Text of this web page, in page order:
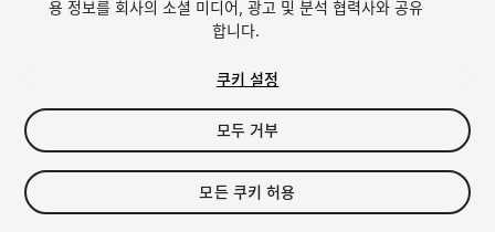
$15
세금/부가세는 결제 시 반영됩니다.
용 정보를 회사의 소셜 미디어, 광고 및 분석 협력사와 공유
합니다.
쿠키 설정
모두 거부
모든 쿠키 허용